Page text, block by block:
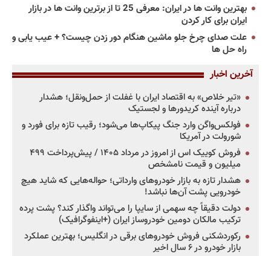
بهترین وانت ها در ایران: معرفی 25 تا از برترین وانت ها در بازار
ایران برای کار کردن
علت صدای چرخ جلو ماشین هنگام دور زدن چیست؟ + عیب یابی و
راه حل ها
آخرین اخبار
«تیر خلاص» به اقتصاد ایران با غفلت از حمل‌ونقل؛ هشدار
درباره آینده کریدورها و لجستیک
فولکس‌واگن وارد جنگ پیکاپ‌ها می‌شود؛ رقیب تازه برای فورد و
شورولت در آمریکا
فروش کوییک اس از امروز در مرداد ۱۴۰۵ / پیش‌پرداخت ۴۹۹
میلیون و قیمت نامشخص
هشدار تازه به بازار خودروهای وارداتی؛ حواله‌هایی که شاید هیچ
خودرویی پشت آن‌ها نباشد!
دولت دقیقاً چه سهمی از سایپا را می‌تواند واگذار کند؟ پشت پرده
ترکیب مالکان دومین خودروساز ایران (+اینفوگرافیک)
رکوردشکنی فروش خودروهای برقی در انگلیس؛ بهترین عملکرد
بازار خودرو در ۶ سال اخیر